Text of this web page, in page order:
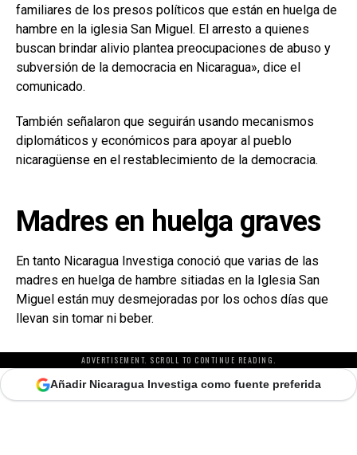
familiares de los presos políticos que están en huelga de
hambre en la iglesia San Miguel. El arresto a quienes
buscan brindar alivio plantea preocupaciones de abuso y
subversión de la democracia en Nicaragua», dice el
comunicado.
También señalaron que seguirán usando mecanismos
diplomáticos y económicos para apoyar al pueblo
nicaragüense en el restablecimiento de la democracia.
Madres en huelga graves
En tanto Nicaragua Investiga conoció que varias de las
madres en huelga de hambre sitiadas en la Iglesia San
Miguel están muy desmejoradas por los ochos días que
llevan sin tomar ni beber.
ADVERTISEMENT. SCROLL TO CONTINUE READING.
Añadir Nicaragua Investiga como fuente preferida